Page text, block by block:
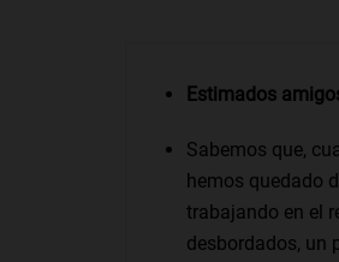
Estimados
Sabemos que,
hemos quedado
trabajando en el
desbordados, un